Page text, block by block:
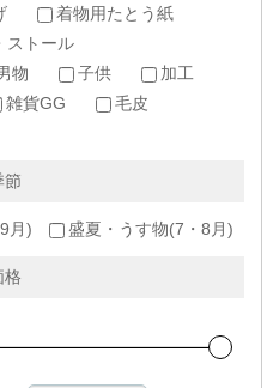
着物用たとう紙
ストール
物 子供
加工
雑貨GG
毛皮
節
9月) 盛夏・うす物(7・8月)
格